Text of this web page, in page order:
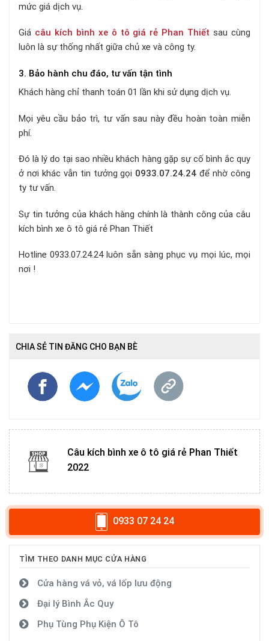
mức giá dịch vụ.
Giá câu kích bình xe ô tô giá rẻ Phan Thiết sau cùng
luôn là sự thống nhất giữa chủ xe và công ty.
3. Bảo hành chu đáo, tư vấn tận tình
Khách hàng chỉ thanh toán 01 lần khi sử dụng dịch vụ.
Mọi yêu cầu bảo trì, tư vấn sau này đều hoàn toàn miễn
phí.
Đó là lý do tại sao nhiều khách hàng gặp sự cố bình ắc quy
ở nơi khác vẫn tin tưởng gọi 0933.07.24.24 để nhờ công
ty tư vấn.
Sự tin tưởng của khách hàng chính là thành công của câu
kích bình xe ô tô giá rẻ Phan Thiết
Hotline 0933.07.24.24 luôn sẵn sàng phục vụ mọi lúc, mọi
nơi !
CHIA SẺ TIN ĐĂNG CHO BẠN BÈ
Câu kích bình xe ô tô giá rẻ Phan Thiết
2022
0933 07 24 24
TÌM THEO DANH MỤC CỬA HÀNG
Cửa hàng vá vỏ, vá lốp lưu động
Đại lý Bình Ắc Quy
Phụ Tùng Phụ Kiện Ô Tô